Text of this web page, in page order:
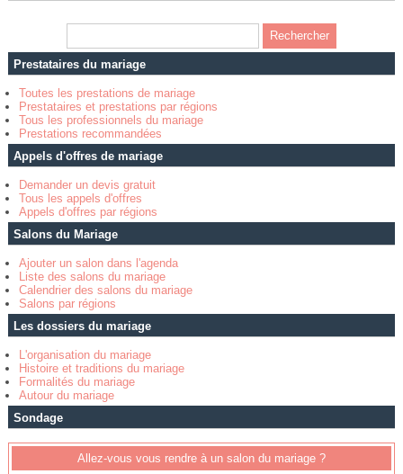
Prestataires du mariage
Toutes les prestations de mariage
Prestataires et prestations par régions
Tous les professionnels du mariage
Prestations recommandées
Appels d'offres de mariage
Demander un devis gratuit
Tous les appels d'offres
Appels d'offres par régions
Salons du Mariage
Ajouter un salon dans l'agenda
Liste des salons du mariage
Calendrier des salons du mariage
Salons par régions
Les dossiers du mariage
L'organisation du mariage
Histoire et traditions du mariage
Formalités du mariage
Autour du mariage
Sondage
Allez-vous vous rendre à un salon du mariage ?